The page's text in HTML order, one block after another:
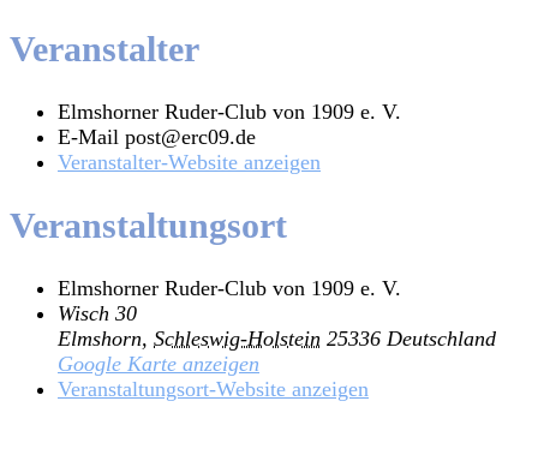
Veranstalter
Elmshorner Ruder-Club von 1909 e. V.
E-Mail post@erc09.de
Veranstalter-Website anzeigen
Veranstaltungsort
Elmshorner Ruder-Club von 1909 e. V.
Wisch 30
Elmshorn, Schleswig-Holstein 25336 Deutschland
Google Karte anzeigen
Veranstaltungsort-Website anzeigen